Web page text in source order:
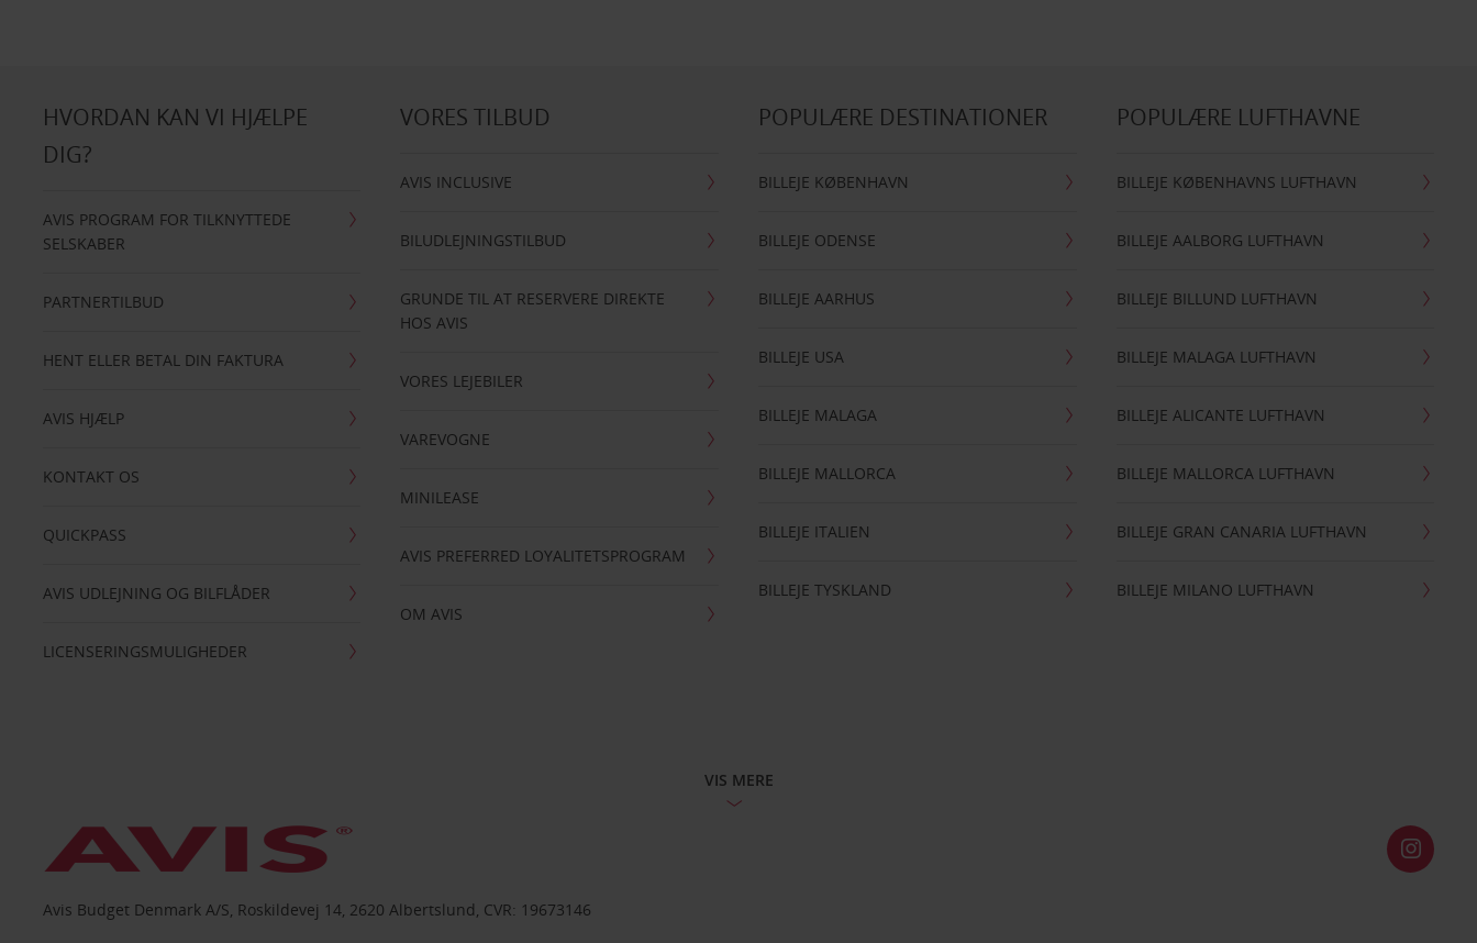
HVORDAN KAN VI HJÆLPE
DIG?
AVIS PROGRAM FOR TILKNYTTEDE
SELSKABER
PARTNERTILBUD
HENT ELLER BETAL DIN FAKTURA
AVIS HJÆLP
KONTAKT OS
QUICKPASS
AVIS UDLEJNING OG BILFLÅDER
LICENSERINGSMULIGHEDER
VORES TILBUD
AVIS INCLUSIVE
BILUDLEJNINGSTILBUD
GRUNDE TIL AT RESERVERE DIREKTE
HOS AVIS
VORES LEJEBILER
VAREVOGNE
MINILEASE
AVIS PREFERRED LOYALITETSPROGRAM
OM AVIS
POPULÆRE DESTINATIONER
BILLEJE KØBENHAVN
BILLEJE ODENSE
BILLEJE AARHUS
BILLEJE USA
BILLEJE MALAGA
BILLEJE MALLORCA
BILLEJE ITALIEN
BILLEJE TYSKLAND
POPULÆRE LUFTHAVNE
BILLEJE KØBENHAVNS LUFTHAVN
BILLEJE AALBORG LUFTHAVN
BILLEJE BILLUND LUFTHAVN
BILLEJE MALAGA LUFTHAVN
BILLEJE ALICANTE LUFTHAVN
BILLEJE MALLORCA LUFTHAVN
BILLEJE GRAN CANARIA LUFTHAVN
BILLEJE MILANO LUFTHAVN
VIS MERE
Avis Budget Denmark A/S, Roskildevej 14, 2620 Albertslund, CVR: 19673146